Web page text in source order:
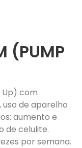
(PUMP
Up) com
de aparelho
aumento e
de celulite.
por semana.